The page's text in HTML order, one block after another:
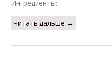
Ингредиенты:
Читать дальше →